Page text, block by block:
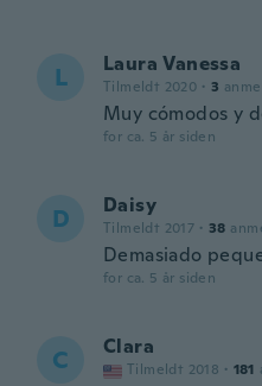
L Laura Vanessa
Tilmeldt 2020 · 3
Muy cómodos y
for ca. 5 år siden
D Daisy
Tilmeldt 2017 · 38
Demasiado
for ca. 5 år siden
C Clara
Tilmeldt 2018 · 181